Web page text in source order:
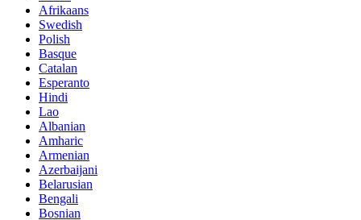
Afrikaans
Swedish
Polish
Basque
Catalan
Esperanto
Hindi
Lao
Albanian
Amharic
Armenian
Azerbaijani
Belarusian
Bengali
Bosnian